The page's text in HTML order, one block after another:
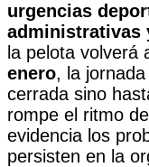
urgencias
administrativas
la pelota volverá
enero, la
cerrada sino
rompe el ritmo
evidencia los
persisten en la